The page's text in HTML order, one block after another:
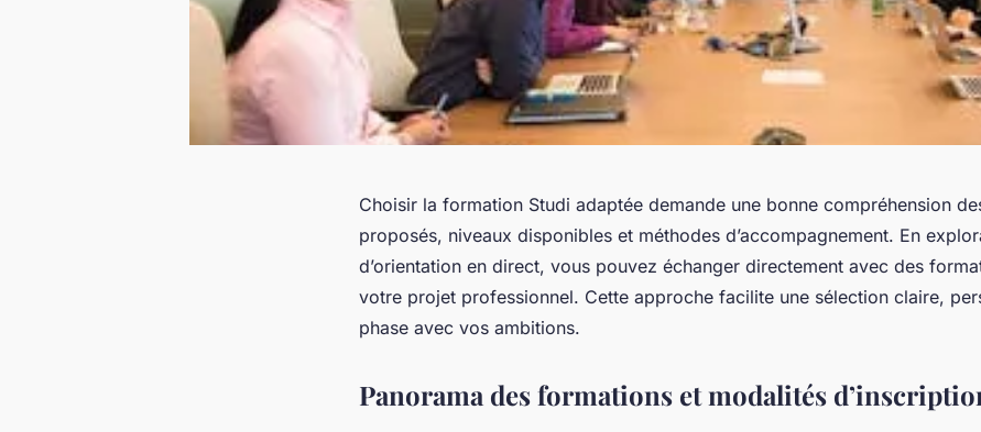
Choisir la formation Studi adaptée demande une bonne compréhension
proposés, niveaux disponibles et méthodes d’accompagnement. En
d’orientation en direct, vous pouvez échanger directement avec des
votre projet professionnel. Cette approche facilite une sélection claire,
phase avec vos ambitions.
Panorama des formations et modalités